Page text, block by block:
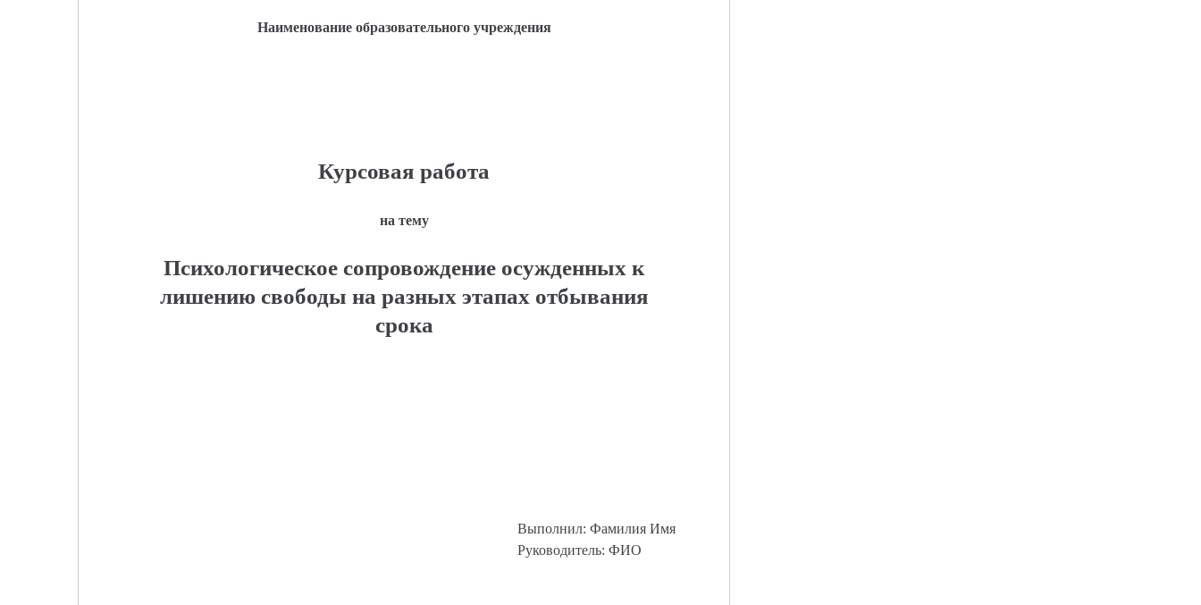
Наименование образовательного учреждения
Курсовая работа
на тему
Психологическое сопровождение осужденных к
лишению свободы на разных этапах отбывания
срока
Выполнил: Фамилия Имя
Руководитель: ФИО